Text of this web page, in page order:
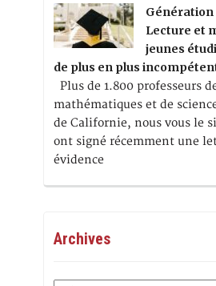
Génération
Lecture et
jeunes
de plus en plus
Plus de 1.800 professeurs
mathématiques et de
de Californie, nous vous le
ont signé récemment une
évidence
Archives